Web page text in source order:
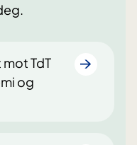
TdT
og